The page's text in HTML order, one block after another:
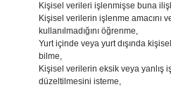
Kişisel verileri işlenmişse buna
Kişisel verilerin işlenme amacını
kullanılmadığını öğrenme,
Yurt içinde veya yurt dışında
bilme,
Kişisel verilerin eksik veya yanlış
düzeltilmesini isteme,